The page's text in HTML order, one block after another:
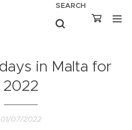
SEARCH
in Malta for
2022
01/07/2022